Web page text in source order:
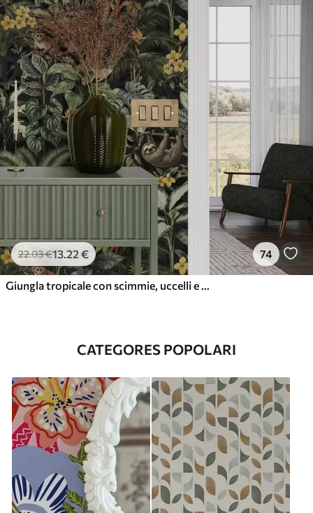
22.03€13.22 € 74
Giungla tropicale con scimmie, uccelli e fitto fogliame
CATEGORES POPOLARI